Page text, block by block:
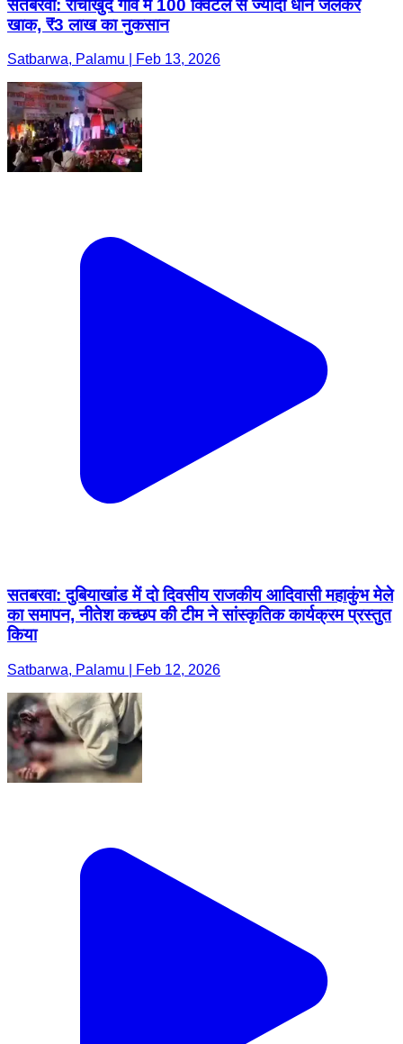
सतबरवा: रांचीखुर्द गांव में 100 क्विंटल से ज्यादा धान जलकर
खाक, ₹3 लाख का नुकसान
Satbarwa, Palamu | Feb 13, 2026
सतबरवा: दुबियाखांड में दो दिवसीय राजकीय आदिवासी महाकुंभ मेले
का समापन, नीतेश कच्छप की टीम ने सांस्कृतिक कार्यक्रम प्रस्तुत
किया
Satbarwa, Palamu | Feb 12, 2026